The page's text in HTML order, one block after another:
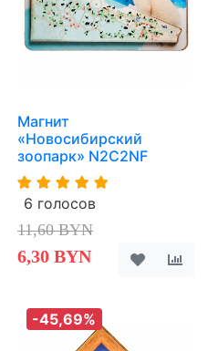
Магнит
«Новосибирский
зоопарк» N2C2NF
6 голосов
11,60 BYN
6,30 BYN
-45,69%